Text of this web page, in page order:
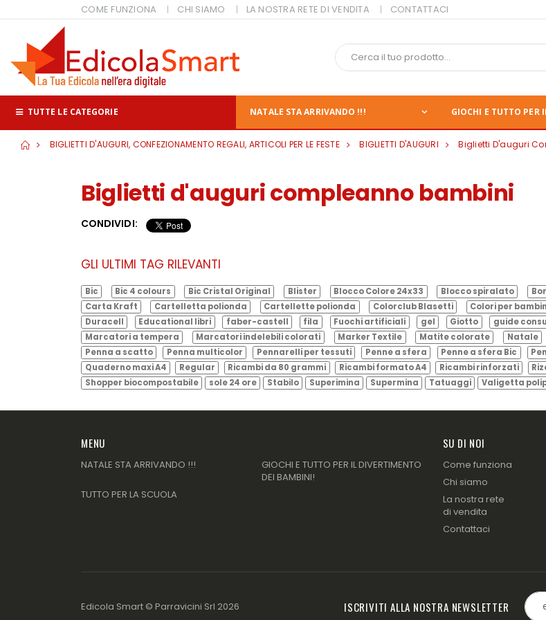
COME FUNZIONA CHI SIAMO LA NOSTRA RETE DI VENDITA CONTATTACI
TUTTE LE CATEGORIE NATALE STA ARRIVANDO !!! GIOCHI E TUTTO PER
BIGLIETTI D'AUGURI, CONFEZIONAMENTO REGALI, ARTICOLI PER LE FESTE BIGLIETTI D'AUGURI Biglietti D'auguri
Biglietti d'auguri compleanno bambini
CONDIVIDI:
GLI ULTIMI TAG RILEVANTI
Bic Bic 4 colours Bic Cristal Original Blister Blocco Colore 24x33 Blocco spiralato
Carta Kraft
Cartelletta polionda Cartellette polionda Colorclub Blasetti Colori per
Duracell
Educational libri faber-castell fila Fuochi artificiali gel Giotto guide
Marcatori a tempera
Marcatori indelebili colorati Marker Textile Matite colorate Natale
Penna a scatto
Penna multicolor Pennarelli per tessuti Penne a sfera Penne a sfera Bic
Quaderno maxi A4
Regular Ricambi da 80 grammi Ricambi formato A4 Ricambi rinforzati
Shopper biocompostabile
sole 24 ore Stabilo Superimina Supermina Tatuaggi Valigetta
MENU
NATALE STA ARRIVANDO !!!
GIOCHI E TUTTO PER IL DIVERTIMENTO
DEI BAMBINI!
TUTTO PER LA SCUOLA
SU DI NOI
Come funziona
Chi siamo
La nostra rete
di vendita
Contattaci
Edicola Smart © Parravicini Srl 2026 ISCRIVITI ALLA NOSTRA NEWSLETTER